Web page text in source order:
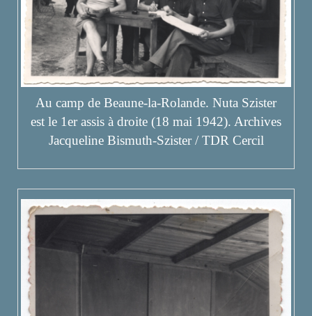
Au camp de Beaune-la-Rolande. Nuta Szister
est le 1er assis à droite (18 mai 1942). Archives
Jacqueline Bismuth-Szister / TDR Cercil